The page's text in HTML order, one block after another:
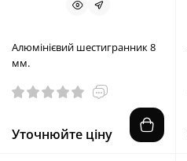
Алюмінієвий шестигранник 8
мм.
Уточнюйте ціну